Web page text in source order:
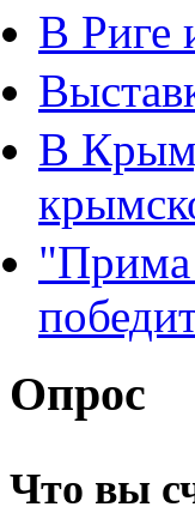
В Риге
В
"Прима
Опрос
Что вы